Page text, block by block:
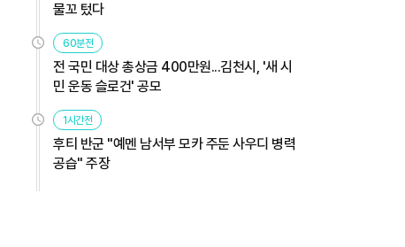
물꼬 텄다
60분전
전 국민 대상 총상금 400만원...김천시, '새 시
민 운동 슬로건' 공모
1시간전
후티 반군 "예멘 남서부 모카 주둔 사우디 병력
공습" 주장